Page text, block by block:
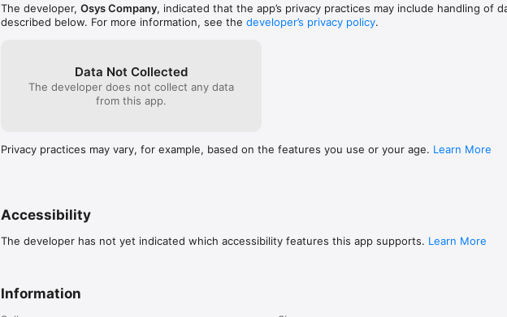
The developer, Osys Company, indicated that the app’s privacy practices may include handling of
described below. For more information, see the developer’s privacy policy.
Data Not Collected
The developer does not collect any data
from this app.
Privacy practices may vary, for example, based on the features you use or your age. Learn More
Accessibility
The developer has not yet indicated which accessibility features this app supports. Learn More
Information